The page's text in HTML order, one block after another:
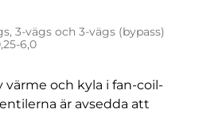
3-vägs och 3-vägs (bypass)
6,0
värme och kyla i fan-coil-
är avsedda att